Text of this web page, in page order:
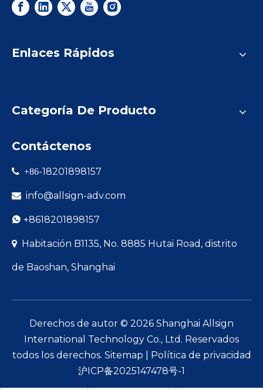
Enlaces Rápidos
Categoría De Producto
Contáctenos
 +86-18201898157
 info@allsign-adv.com
 +8618201898157
 Habitación B1135, No. 8885 Hutai Road, distrito
de Baoshan, Shanghai
Derechos de autor © 2026 Shanghai Allsign
International Technology Co., Ltd. Reservados
todos los derechos. Sitemap
Política de privacidad
沪ICP备2025147478号-1